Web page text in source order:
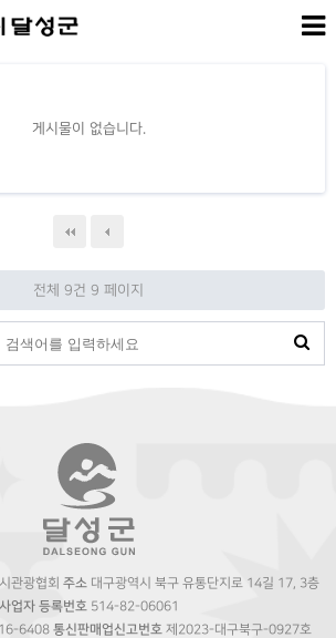
게시물이 없습니다.
전체 9건 9 페이지
관광협회 주소대구광역시 북구 유통단지로 14길 17, 3층
사업자 등록번호514-82-06061
6408 통신판매업신고번호제2023-대구북구-0927호